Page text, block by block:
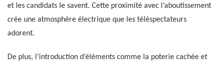
et les candidats le savent. Cette proximité avec l’aboutissement
crée une atmosphère électrique que les téléspectateurs
adorent.
De plus, l’introduction d’éléments comme la poterie cachée et